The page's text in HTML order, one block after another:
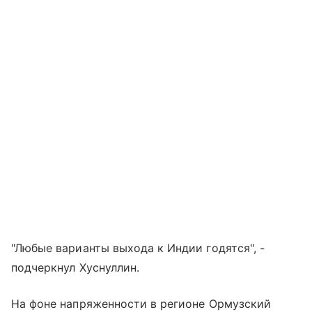
"Любые варианты выхода к Индии годятся", -
подчеркнул Хуснуллин.
На фоне напряженности в регионе Ормузский